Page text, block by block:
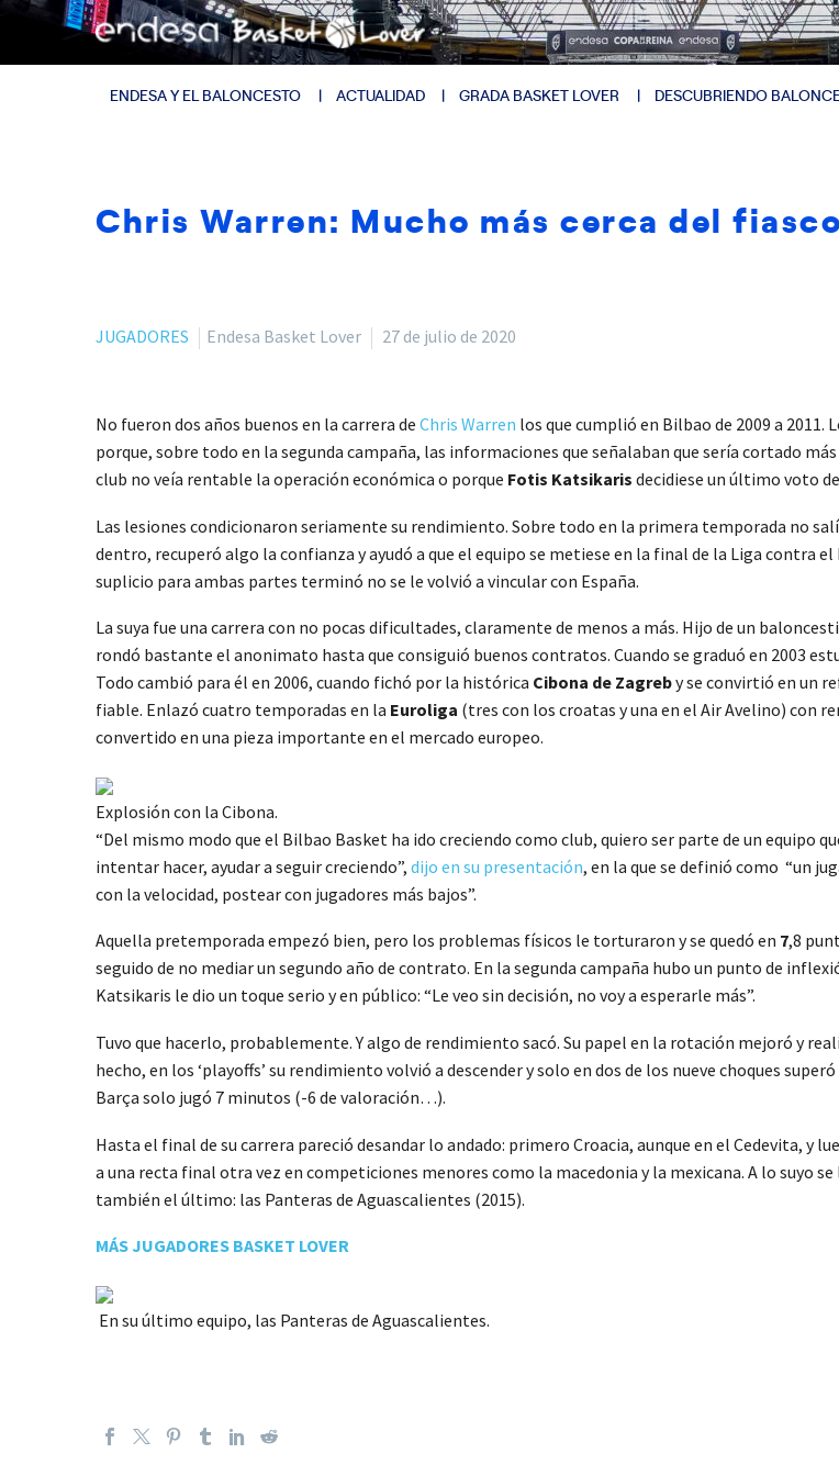
ENDESA Y EL BALONCESTO ACTUALIDAD GRADA BASKET LOVER DESCUBRIENDO
Chris Warren: Mucho más cerca del
JUGADORES Endesa Basket Lover 27 de julio de 2020
No fueron dos años buenos en la carrera de Chris Warren los que cumplió en Bilbao de 2009 a
porque, sobre todo en la segunda campaña, las informaciones que señalaban que sería cortado
club no veía rentable la operación económica o porque Fotis Katsikaris decidiese un último voto
Las lesiones condicionaron seriamente su rendimiento. Sobre todo en la primera temporada no
dentro, recuperó algo la confianza y ayudó a que el equipo se metiese en la final de la Liga contra
suplicio para ambas partes terminó no se le volvió a vincular con España.
La suya fue una carrera con no pocas dificultades, claramente de menos a más. Hijo de un
rondó bastante el anonimato hasta que consiguió buenos contratos. Cuando se graduó en 2003
Todo cambió para él en 2006, cuando fichó por la histórica Cibona de Zagreby se convirtió en un
fiable. Enlazó cuatro temporadas en la Euroliga (tres con los croatas y una en el Air Avelino) con
convertido en una pieza importante en el mercado europeo.
Explosión con la Cibona.
“Del mismo modo que el Bilbao Basket ha ido creciendo como club, quiero ser parte de un equipo
intentar hacer, ayudar a seguir creciendo”, dijo en su presentación, en la que se definió como “un
con la velocidad, postear con jugadores más bajos”.
Aquella pretemporada empezó bien, pero los problemas físicos le torturaron y se quedó en 7,8
seguido de no mediar un segundo año de contrato. En la segunda campaña hubo un punto de
Katsikaris le dio un toque serio y en público: “Le veo sin decisión, no voy a esperarle más”.
Tuvo que hacerlo, probablemente. Y algo de rendimiento sacó. Su papel en la rotación mejoró y
hecho, en los ‘playoffs’ su rendimiento volvió a descender y solo en dos de los nueve choques
Barça solo jugó 7 minutos (-6 de valoración…).
Hasta el final de su carrera pareció desandar lo andado: primero Croacia, aunque en el Cedevita, y
a una recta final otra vez en competiciones menores como la macedonia y la mexicana. A lo suyo
también el último: las Panteras de Aguascalientes (2015).
MÁS JUGADORES BASKET LOVER
En su último equipo, las Panteras de Aguascalientes.